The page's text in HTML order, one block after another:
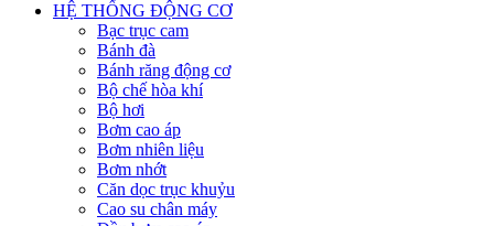
HỆ THỐNG ĐỘNG CƠ
Bạc trục cam
Bánh đà
Bánh răng động cơ
Bộ chế hòa khí
Bộ hơi
Bơm cao áp
Bơm nhiên liệu
Bơm nhớt
Căn dọc trục khuỷu
Cao su chân máy